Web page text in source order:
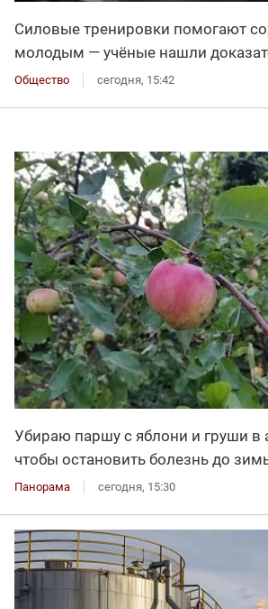
Силовые тренировки помогают
молодым — учёные нашли
Общество сегодня, 15:42
Убираю паршу с яблони и груши в
чтобы остановить болезнь до
Панорама сегодня, 15:30